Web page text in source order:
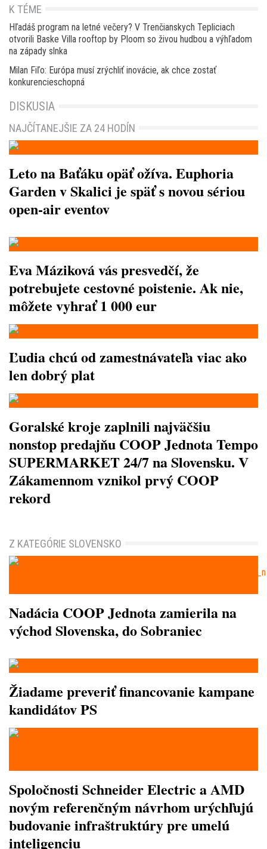
K TÉME
Hľadáš program na letné večery? V Trenčianskych Tepliciach
otvorili Baske Villa rooftop by Ploom so živou hudbou a výhľadom
na západy slnka
Milan Fiľo: Európa musí zrýchliť inovácie, ak chce zostať
konkurencieschopná
DISKUSIA
NAJČÍTANEJŠIE ZA 24 HODÍN
Leto na Baťáku opäť ožíva. Euphoria
Garden v Skalici je späť s novou sériou
open-air eventov
Eva Máziková vás presvedčí, že
potrebujete cestovné poistenie. Ak nie,
môžete vyhrať 1 000 eur
Ľudia chcú od zamestnávateľa viac ako
len dobrý plat
Goralské kroje zaplnili najväčšiu
nonstop predajňu COOP Jednota Tempo
SUPERMARKET 24/7 na Slovensku. V
Zákamennom vznikol prvý COOP
rekord
Z KATEGÓRIE SLOVENSKO
Nadácia COOP Jednota zamierila na
východ Slovenska, do Sobraniec
Žiadame preveriť financovanie kampane
kandidátov PS
Spoločnosti Schneider Electric a AMD
novým referenčným návrhom urýchľujú
budovanie infraštruktúry pre umelú
inteligenciu